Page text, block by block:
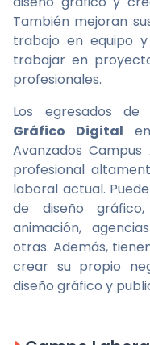
También mejoran
trabajo en equipo
trabajar en
profesionales.
Los egresados
Gráfico Digital
Avanzados
profesional
laboral actual.
de diseño
animación,
otras. Además,
crear su propio
diseño gráfico y